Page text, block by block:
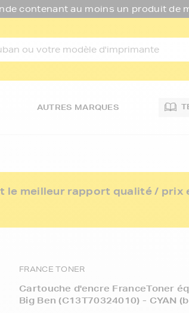
contenant au moins un produit de
AUTRES MARQUES
le meilleur rapport qualité /
FRANCE TONER
Cartouche d'encre FranceToner
Big Ben (C13T70324010) - CYAN